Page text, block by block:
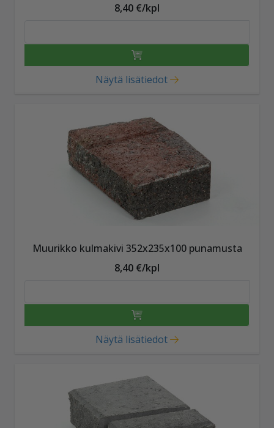
8,40 €/kpl
Näytä lisätiedot
Muurikko kulmakivi 352x235x100 punamusta
8,40 €/kpl
Näytä lisätiedot